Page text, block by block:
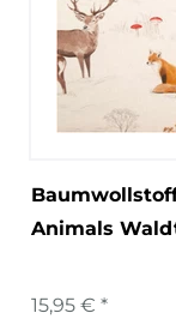
Animals
15,95 € *